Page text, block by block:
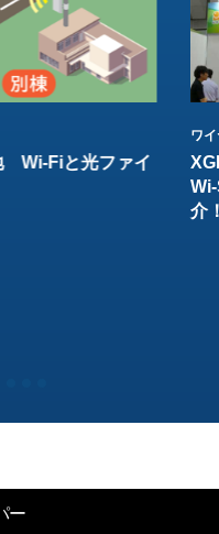
Wi-Fiと光ファイ
ワ
介
ー